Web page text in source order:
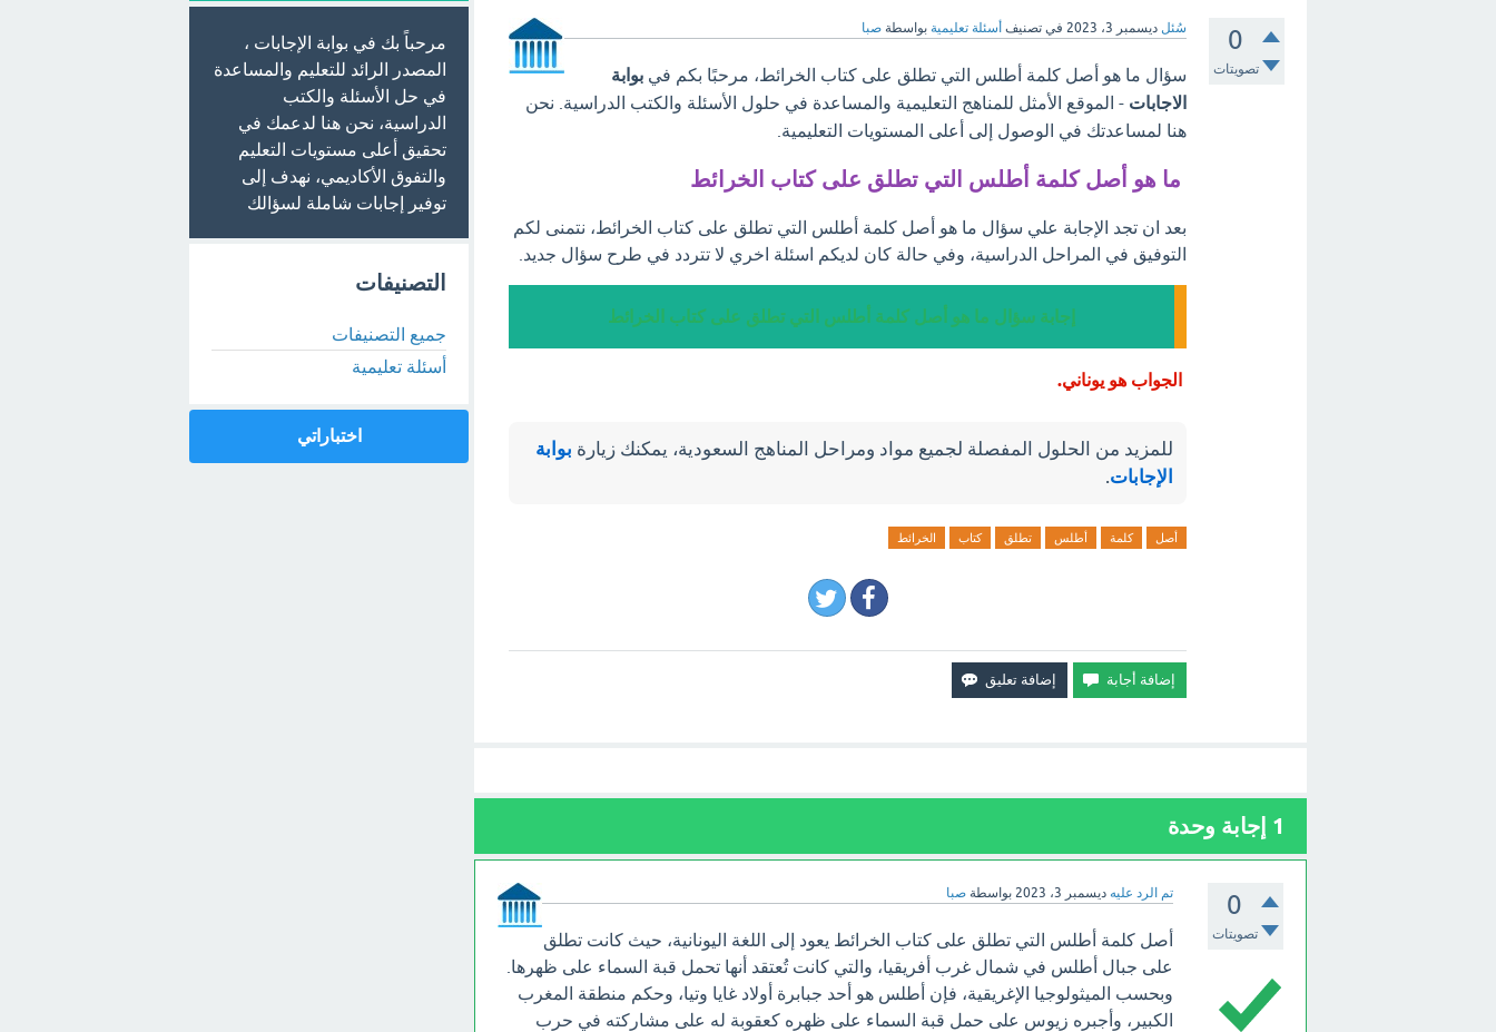
0
تصويتات
سُئل ديسمبر 3، 2023 في تصنيف أسئلة تعليمية بواسطة صبا
سؤال ما هو أصل كلمة أطلس التي تطلق على كتاب الخرائط، مرحبًا بكم في بوابة
الاجابات - الموقع الأمثل للمناهج التعليمية والمساعدة في حلول الأسئلة والكتب الدراسية. نحن
هنا لمساعدتك في الوصول إلى أعلى المستويات التعليمية.
ما هو أصل كلمة أطلس التي تطلق على كتاب الخرائط
بعد ان تجد الإجابة علي سؤال ما هو أصل كلمة أطلس التي تطلق على كتاب الخرائط، نتمنى لكم
التوفيق في المراحل الدراسية، وفي حالة كان لديكم اسئلة اخري لا تتردد في طرح سؤال جديد.
إجابة سؤال ما هو أصل كلمة أطلس التي تطلق على كتاب الخرائط
الجواب هو يوناني.
للمزيد من الحلول المفصلة لجميع مواد ومراحل المناهج السعودية، يمكنك زيارة بوابة
الإجابات.
أصل كلمة أطلس تطلق كتاب الخرائط
1 إجابة وحدة
0
تصويتات
تم الرد عليه ديسمبر 3، 2023 بواسطة صبا
أصل كلمة أطلس التي تطلق على كتاب الخرائط يعود إلى اللغة اليونانية، حيث كانت تطلق
على جبال أطلس في شمال غرب أفريقيا، والتي كانت تُعتقد أنها تحمل قبة السماء على ظهرها.
وبحسب الميثولوجيا الإغريقية، فإن أطلس هو أحد جبابرة أولاد غايا وتيا، وحكم منطقة المغرب
الكبير، وأجبره زيوس على حمل قبة السماء على ظهره كعقوبة له على مشاركته في حرب
مرحباً بك في بوابة الإجابات ،
المصدر الرائد للتعليم والمساعدة
في حل الأسئلة والكتب
الدراسية، نحن هنا لدعمك في
تحقيق أعلى مستويات التعليم
والتفوق الأكاديمي، نهدف إلى
توفير إجابات شاملة لسؤالك
التصنيفات
جميع التصنيفات
أسئلة تعليمية
اختباراتي